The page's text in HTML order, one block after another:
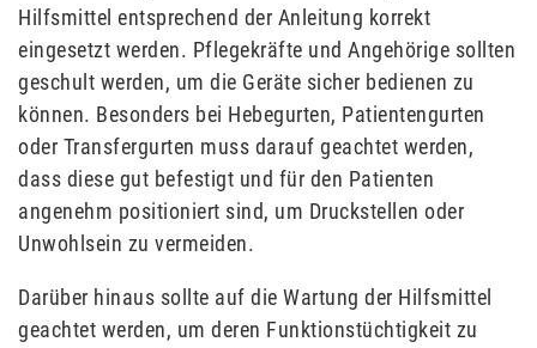
Hilfsmittel entsprechend der Anleitung korrekt
eingesetzt werden. Pflegekräfte und Angehörige sollten
geschult werden, um die Geräte sicher bedienen zu
können. Besonders bei Hebegurten, Patientengurten
oder Transfergurten muss darauf geachtet werden,
dass diese gut befestigt und für den Patienten
angenehm positioniert sind, um Druckstellen oder
Unwohlsein zu vermeiden.
Darüber hinaus sollte auf die Wartung der Hilfsmittel
geachtet werden, um deren Funktionstüchtigkeit zu